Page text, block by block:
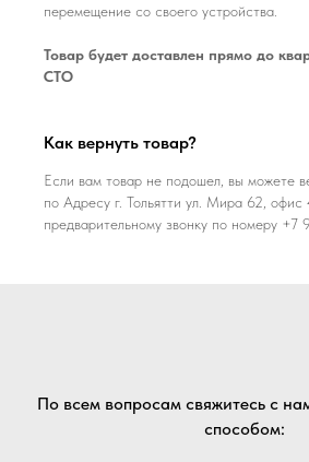
перемещение со своего устройства.
Товар будет доставлен прямо до
СТО
Как вернуть товар?
Если вам товар не подошел, вы можете
по Адресу г. Тольятти ул. Мира 62, офис
предварительному звонку по номеру
По всем вопросам свяжитесь с
способом: